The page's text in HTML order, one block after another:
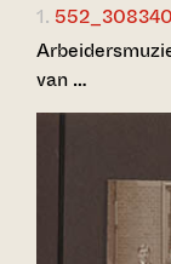
1. 552_308340
van …